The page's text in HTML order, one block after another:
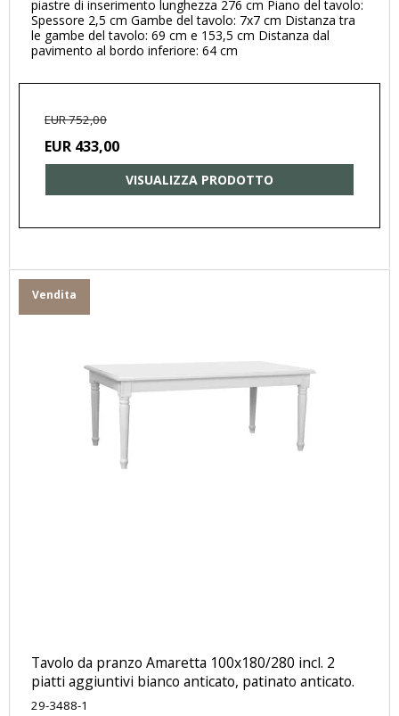
piastre di inserimento lunghezza 276 cm Piano del tavolo:
Spessore 2,5 cm Gambe del tavolo: 7x7 cm Distanza tra
le gambe del tavolo: 69 cm e 153,5 cm Distanza dal
pavimento al bordo inferiore: 64 cm
EUR 752,00
EUR 433,00
VISUALIZZA PRODOTTO
Vendita
Tavolo da pranzo Amaretta 100x180/280 incl. 2
piatti aggiuntivi bianco anticato, patinato anticato.
29-3488-1